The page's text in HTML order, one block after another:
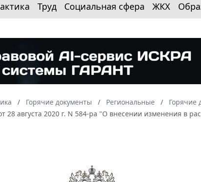
Труд Социальная сфера ЖКХ
Горячие документы Региональные Горячие
28 августа 2020 г. N 584-ра "О внесении изменения в